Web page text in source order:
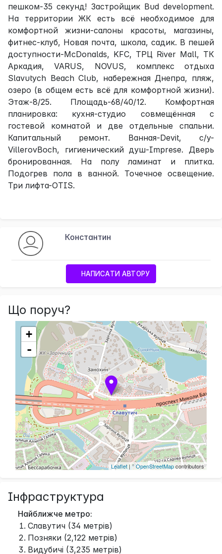
пешком-35 секунд! Застройщик Bud development.
На территории ЖК есть всё необходимое для
комфортной жизни-салоны красоты, магазины,
фитнес-клуб, Новая почта, школа, садик. В пешей
доступности-McDonalds, KFC, ТРЦ River Mall, ТК
Аркадия, VARUS, NOVUS, комплекс отдыха
Slavutych Beach Club, набережная Днепра, пляж,
озеро (в общем есть всё для комфортной жизни).
Этаж-8/25. Площадь-68/40/12. Комфортная
планировка: кухня-студио совмещённая с
гостевой комнатой и две отдельные спальни.
Капитальный ремонт. Ванная-Devit, с/у-
VillerovBoch, гигиенический душ-Imprese. Дверь
бронированная. На полу ламинат и плитка.
Подогрев пола в ванной. Точечное освещение.
Три лифта-OTIS.
Константин
НАПИСАТИ АВТОРУ
Що поруч?
+
-
Leaflet | ©OpenStreetMapcontributors
Інфраструктура
Найближче метро:
Славутич (34 метрів)
Позняки (2,122 метрів)
Видубичі (3,235 метрів)